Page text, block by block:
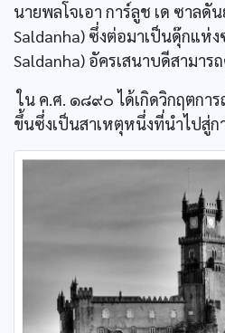
นายพลโจเอา การ์ลูช เด ซาลดั
Saldanha) ซึ่งต่อมาเป็นดุ๊กแห่
Saldanha) อัครเสนาบดีสามาร
ใน ค.ศ. ๑๘๙๐ ได้เกิดวิกฤตกา
ขึ้นซึ่งเป็นสาเหตุหนึ่งที่นำไปสู่ก